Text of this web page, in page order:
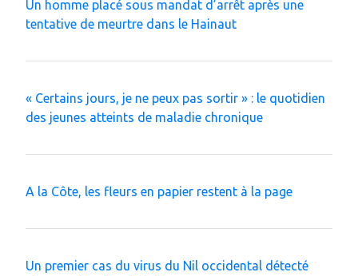
Un homme placé sous mandat d’arrêt après une
tentative de meurtre dans le Hainaut
« Certains jours, je ne peux pas sortir » : le quotidien
des jeunes atteints de maladie chronique
A la Côte, les fleurs en papier restent à la page
Un premier cas du virus du Nil occidental détecté